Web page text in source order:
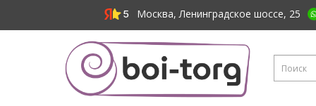
Москва, Ленинградское шоссе, 25